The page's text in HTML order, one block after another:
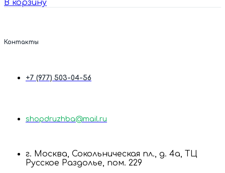
В корзину
Контакты
+7 (977) 503-04-56
shopdruzhba@mail.ru
г. Москва, Сокольническая пл., д. 4а, ТЦ
Русское Раздолье, пом. 229